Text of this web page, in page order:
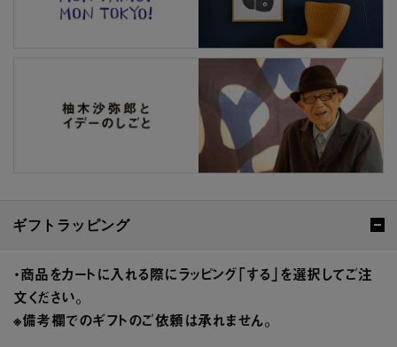
ギフトラッピング
・商品をカートに入れる際にラッピング「する」を選択してご注
文ください。
※備考欄でのギフトのご依頼は承れません。